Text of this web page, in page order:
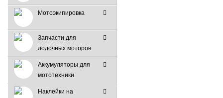
Мотоэкипировка
Запчасти для
лодочных моторов
Аккумуляторы для
мототехники
Наклейки на